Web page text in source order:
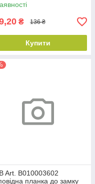
₴ 136 ₴
Купити
Art. B010003602
планка до замку